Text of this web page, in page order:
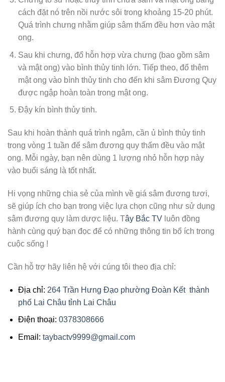
cách đặt nó trên nồi nước sôi trong khoảng 15-20 phút.
Quá trình chưng nhằm giúp sâm thấm đều hơn vào mật
ong.
Sau khi chưng, đổ hỗn hợp vừa chưng (bao gồm sâm
và mật ong) vào bình thủy tinh lớn. Tiếp theo, đổ thêm
mật ong vào bình thủy tinh cho đến khi sâm Đương Quy
được ngập hoàn toàn trong mật ong.
Đậy kín bình thủy tinh.
Sau khi hoàn thành quá trình ngâm, cần ủ bình thủy tinh
trong vòng 1 tuần để sâm đương quy thấm đều vào mật
ong. Mỗi ngày, bạn nên dùng 1 lượng nhỏ hỗn hợp này
vào buổi sáng là tốt nhất.
Hi vọng những chia sẻ của mình về giá sâm đương tươi,
sẽ giúp ích cho bạn trong việc lựa chọn cũng như sử dụng
sâm đương quy làm dược liệu. Tây Bắc TV luôn đồng
hành cùng quý bạn đọc để có những thông tin bổ ích trong
cuộc sống !
Cần hỗ trợ hãy liên hệ với cúng tôi theo địa chỉ:
Địa chỉ: 264 Trần Hưng Đạo phường Đoàn Kết thành
phố Lai Châu tỉnh Lai Châu
Điện thoại: 0378308666
Email: taybactv9999@gmail.com